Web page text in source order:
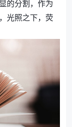
的分割，作为
光照之下，荧